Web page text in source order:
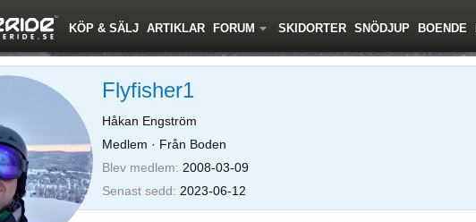
KÖP & SÄLJ ARTIKLAR FORUM SKIDORTER SNÖDJUP BOENDE
Flyfisher1
Håkan Engström
Medlem · Från Boden
Blev medlem
2008-03-09
Senast sedd
2023-06-12